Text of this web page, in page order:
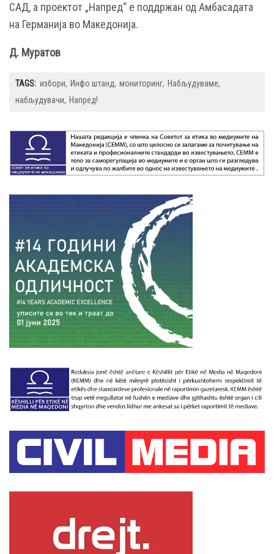
САД, а проектот „Напред“ е поддржан од Амбасадата
на Германија во Македонија.
Д. Муратов
TAGS: избори Инфо штанд мониторинг
Набљудуваме
набљудувачи
Напред!